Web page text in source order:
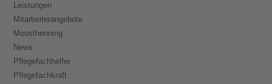
Leistungen
Mitarbeiterangebote
Moosthenning
News
Pflegefachhelfer
Pflegefachkraft